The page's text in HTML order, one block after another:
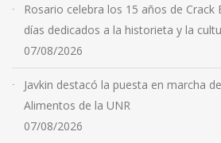
Rosario celebra los 15 años de
días dedicados a la historieta y la
07/08/2026
Javkin destacó la puesta en marcha
Alimentos de la UNR
07/08/2026